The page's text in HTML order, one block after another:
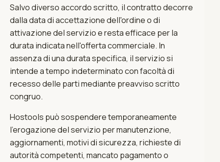
Salvo diverso accordo scritto, il contratto decorre
dalla data di accettazione dell'ordine o di
attivazione del servizio e resta efficace per la
durata indicata nell'offerta commerciale. In
assenza di una durata specifica, il servizio si
intende a tempo indeterminato con facoltà di
recesso delle parti mediante preavviso scritto
congruo.
Hostools può sospendere temporaneamente
l'erogazione del servizio per manutenzione,
aggiornamenti, motivi di sicurezza, richieste di
autorità competenti, mancato pagamento o